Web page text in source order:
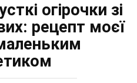
огірочки зі
рецепт моєї